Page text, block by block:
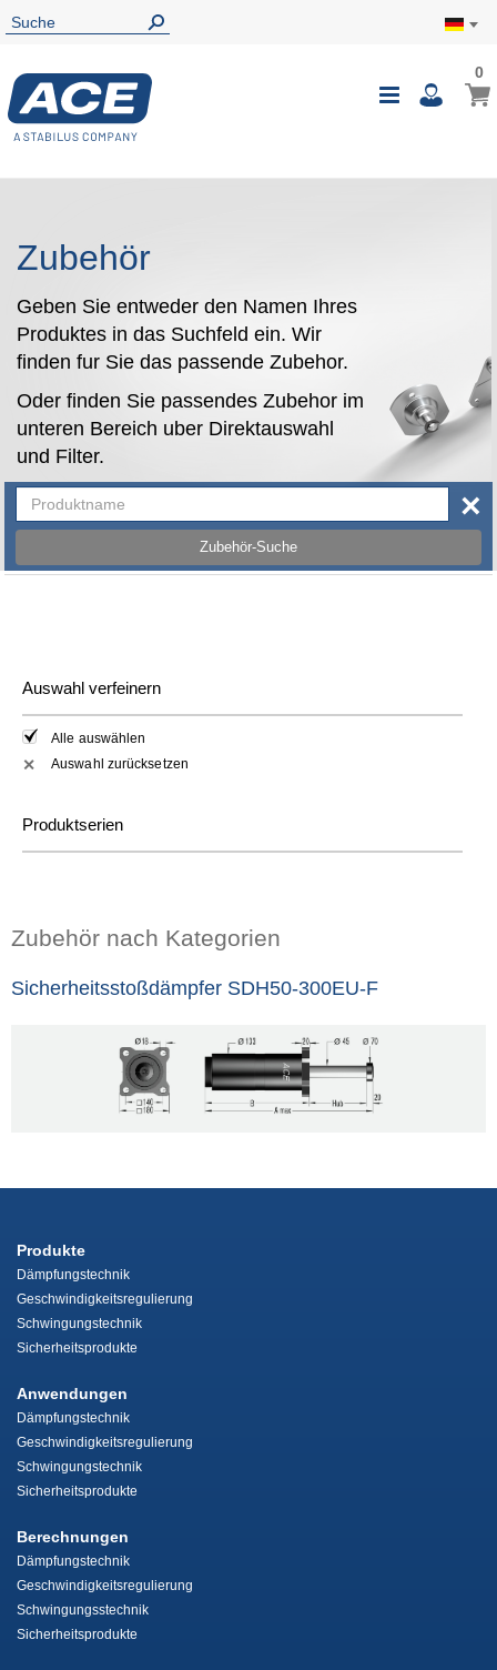
00
Zubehör
Geben Sie entweder den Namen Ihres
Produktes in das Suchfeld ein. Wir
finden fur Sie das passende Zubehor.
Oder finden Sie passendes Zubehor im
unteren Bereich uber Direktauswahl
und Filter.
Zubehör-Suche
×
Auswahl verfeinern
Alle auswählen
✕ Auswahl zurücksetzen
Produktserien
Zubehör nach Kategorien
Sicherheitsstoßdämpfer SDH50-300EU-F
Produkte
Dämpfungstechnik
Geschwindigkeitsregulierung
Schwingungstechnik
Sicherheitsprodukte
Anwendungen
Dämpfungstechnik
Geschwindigkeitsregulierung
Schwingungstechnik
Sicherheitsprodukte
Berechnungen
Dämpfungstechnik
Geschwindigkeitsregulierung
Schwingungsstechnik
Sicherheitsprodukte